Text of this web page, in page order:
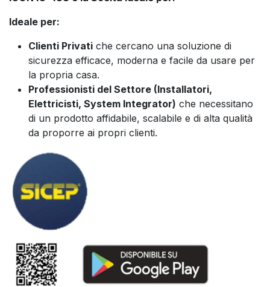
Ideale per:
Clienti Privati che cercano una soluzione di
sicurezza efficace, moderna e facile da usare per
la propria casa.
Professionisti del Settore (Installatori,
Elettricisti, System Integrator) che necessitano
di un prodotto affidabile, scalabile e di alta qualità
da proporre ai propri clienti.